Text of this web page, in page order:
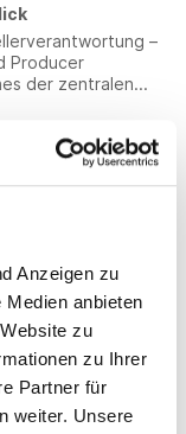
Anzeigen zu
anbieten
zu
zu Ihrer
Partner für
weiter. Unsere
–
Producer
der zentralen
Unsere neue
den
relevanten
wo bereits
sind.
zur Förderung
klare Grenzen
Aktionsplan zur